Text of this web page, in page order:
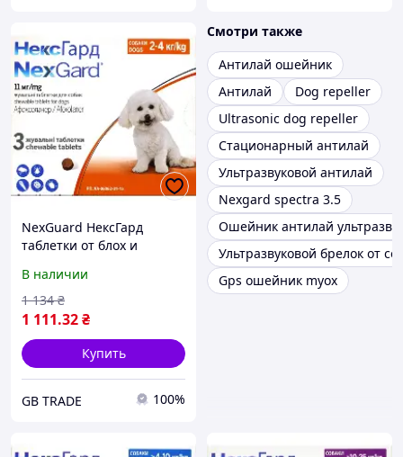
NexGuard НексГард
таблетки от блох и
кг) упаковка 3 таб
В наличии
1 111.32₴
1 134 ₴
Купить
GB TRADE 100%
Смотри также
Антилай ошейник
Антилай
Dog repeller
Ultrasonic dog repeller
Стационарный антилай
Ультразвуковой антилай
Nexgard spectra 3.5
Ошейник антилай
Ультразвуковой брелок от
Gps ошейник myox